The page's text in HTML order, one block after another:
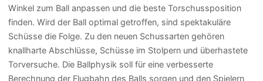
Winkel zum Ball anpassen und die beste Torschussposition
finden. Wird der Ball optimal getroffen, sind spektakuläre
Schüsse die Folge. Zu den neuen Schussarten gehören
knallharte Abschlüsse, Schüsse im Stolpern und überhastete
Torversuche. Die Ballphysik soll für eine verbesserte
Berechnung der Flugbahn des Balls sorgen und den Spielern